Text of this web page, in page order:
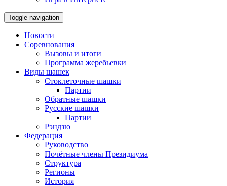
Toggle navigation
Новости
Соревнования
Вызовы и итоги
Программа жеребьевки
Виды шашек
Стоклеточные шашки
Партии
Обратные шашки
Русские шашки
Партии
Рэндзю
Федерация
Руководство
Почётные члены Президиума
Структура
Регионы
История